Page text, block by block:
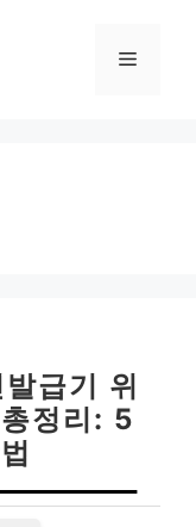
메
급기 위
정리: 5